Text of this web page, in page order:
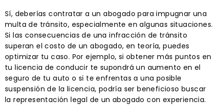
Sí, deberías contratar a un abogado para impugnar una
multa de tránsito, especialmente en algunas situaciones.
Si las consecuencias de una infracción de tránsito
superan el costo de un abogado, en teoría, puedes
optimizar tu caso. Por ejemplo, si obtener más puntos en
tu licencia de conducir te supondrá un aumento en el
seguro de tu auto o si te enfrentas a una posible
suspensión de la licencia, podría ser beneficioso buscar
la representación legal de un abogado con experiencia.